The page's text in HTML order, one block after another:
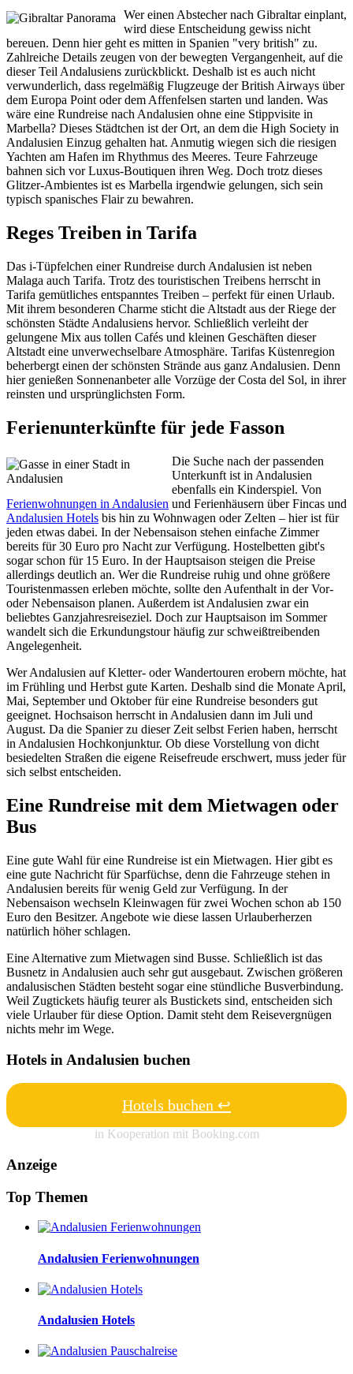
Wer einen Abstecher nach Gibraltar einplant,
wird diese Entscheidung gewiss nicht
bereuen. Denn hier geht es mitten in Spanien "very british" zu.
Zahlreiche Details zeugen von der bewegten Vergangenheit, auf die
dieser Teil Andalusiens zurückblickt. Deshalb ist es auch nicht
verwunderlich, dass regelmäßig Flugzeuge der British Airways über
dem Europa Point oder dem Affenfelsen starten und landen. Was
wäre eine Rundreise nach Andalusien ohne eine Stippvisite in
Marbella? Dieses Städtchen ist der Ort, an dem die High Society in
Andalusien Einzug gehalten hat. Anmutig wiegen sich die riesigen
Yachten am Hafen im Rhythmus des Meeres. Teure Fahrzeuge
bahnen sich vor Luxus-Boutiquen ihren Weg. Doch trotz dieses
Glitzer-Ambientes ist es Marbella irgendwie gelungen, sich sein
typisch spanisches Flair zu bewahren.
Reges Treiben in Tarifa
Das i-Tüpfelchen einer Rundreise durch Andalusien ist neben
Malaga auch Tarifa. Trotz des touristischen Treibens herrscht in
Tarifa gemütliches entspanntes Treiben – perfekt für einen Urlaub.
Mit ihrem besonderen Charme sticht die Altstadt aus der Riege der
schönsten Städte Andalusiens hervor. Schließlich verleiht der
gelungene Mix aus tollen Cafés und kleinen Geschäften dieser
Altstadt eine unverwechselbare Atmosphäre. Tarifas Küstenregion
beherbergt einen der schönsten Strände aus ganz Andalusien. Denn
hier genießen Sonnenanbeter alle Vorzüge der Costa del Sol, in ihrer
reinsten und ursprünglichsten Form.
Ferienunterkünfte für jede Fasson
Die Suche nach der passenden
Unterkunft ist in Andalusien
ebenfalls ein Kinderspiel. Von
Ferienwohnungen in Andalusien und Ferienhäusern über Fincas und
Andalusien Hotels bis hin zu Wohnwagen oder Zelten – hier ist für
jeden etwas dabei. In der Nebensaison stehen einfache Zimmer
bereits für 30 Euro pro Nacht zur Verfügung. Hostelbetten gibt's
sogar schon für 15 Euro. In der Hauptsaison steigen die Preise
allerdings deutlich an. Wer die Rundreise ruhig und ohne größere
Touristenmassen erleben möchte, sollte den Aufenthalt in der Vor-
oder Nebensaison planen. Außerdem ist Andalusien zwar ein
beliebtes Ganzjahresreiseziel. Doch zur Hauptsaison im Sommer
wandelt sich die Erkundungstour häufig zur schweißtreibenden
Angelegenheit.
Wer Andalusien auf Kletter- oder Wandertouren erobern möchte, hat
im Frühling und Herbst gute Karten. Deshalb sind die Monate April,
Mai, September und Oktober für eine Rundreise besonders gut
geeignet. Hochsaison herrscht in Andalusien dann im Juli und
August. Da die Spanier zu dieser Zeit selbst Ferien haben, herrscht
in Andalusien Hochkonjunktur. Ob diese Vorstellung von dicht
besiedelten Straßen die eigene Reisefreude erschwert, muss jeder für
sich selbst entscheiden.
Eine Rundreise mit dem Mietwagen oder
Bus
Eine gute Wahl für eine Rundreise ist ein Mietwagen. Hier gibt es
eine gute Nachricht für Sparfüchse, denn die Fahrzeuge stehen in
Andalusien bereits für wenig Geld zur Verfügung. In der
Nebensaison wechseln Kleinwagen für zwei Wochen schon ab 150
Euro den Besitzer. Angebote wie diese lassen Urlauberherzen
natürlich höher schlagen.
Eine Alternative zum Mietwagen sind Busse. Schließlich ist das
Busnetz in Andalusien auch sehr gut ausgebaut. Zwischen größeren
andalusischen Städten besteht sogar eine stündliche Busverbindung.
Weil Zugtickets häufig teurer als Bustickets sind, entscheiden sich
viele Urlauber für diese Option. Damit steht dem Reisevergnügen
nichts mehr im Wege.
Hotels in Andalusien buchen
Hotels buchen ↩
in Kooperation mit Booking.com
Anzeige
Top Themen
Andalusien Ferienwohnungen
Andalusien Hotels